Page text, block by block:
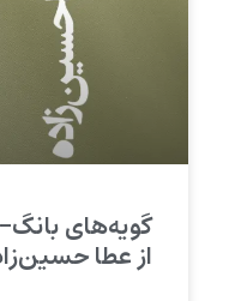
گویه‌های
از عطا